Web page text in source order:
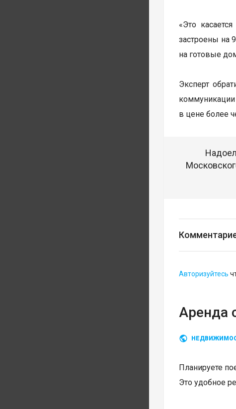
«Это
застроены на
на готовые
Эксперт
в цене более
Авторизуйтесь
Аренда
Планируете
Это удобное